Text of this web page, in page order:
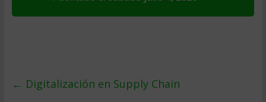
← Digitalización en Supply Chain